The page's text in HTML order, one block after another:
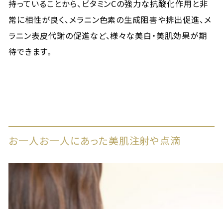
持っていることから、ビタミンCの強力な抗酸化作用と非
常に相性が良く、メラニン色素の生成阻害や排出促進、メ
ラニン表皮代謝の促進など、様々な美白・美肌効果が期
待できます。
お一人お一人にあった美肌注射や点滴